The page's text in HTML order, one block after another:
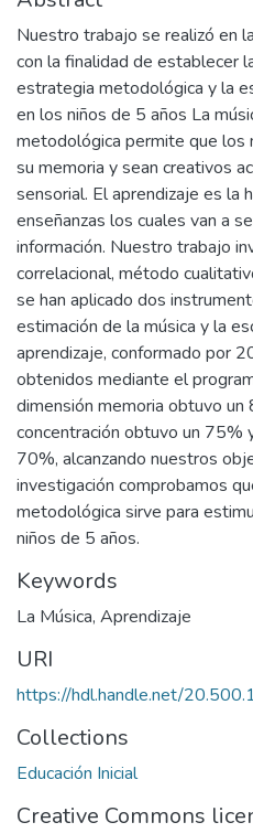
Nuestro trabajo se realizó en
con la finalidad de establecer
estrategia metodológica y la
en los niños de 5 años La
metodológica permite que los
su memoria y sean creativos
sensorial. El aprendizaje es la
enseñanzas los cuales van a
información. Nuestro trabajo
correlacional, método
se han aplicado dos
estimación de la música y la
aprendizaje, conformado por
obtenidos mediante el
dimensión memoria obtuvo un
concentración obtuvo un 75%
70%, alcanzando nuestros
investigación comprobamos
metodológica sirve para
niños de 5 años.
Keywords
La Música, Aprendizaje
URI
https://hdl.handle.net/
Collections
Educación Inicial
Creative Commons